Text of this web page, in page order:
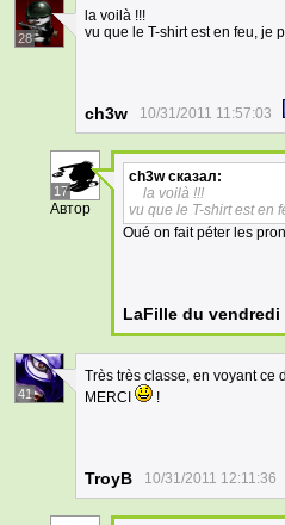
28
la voilà !!!
vu que le T-shirt est en feu, je
ch3w 10/31/2011 11:57:03
17
Автор
ch3wсказал:
la voilà !!!
vu que le T-shirt est en
Oué on fait péter les
LaFille du vendredi
41
Très très classe, en voyant
MERCI
!
TroyB 10/31/2011 12:11:36